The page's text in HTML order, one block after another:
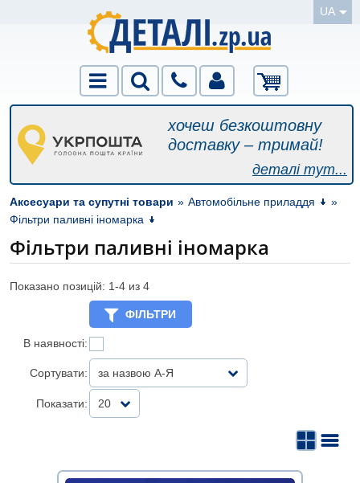
UA
хочеш безкоштовну
доставку – тримай!
деталі тут...
Аксесуари та супутні товари » Автомобільне приладдя
»
Фільтри паливні іномарка
Фільтри паливні іномарка
Показано позицій: 1-4 из 4
ФІЛЬТРИ
В наявності:
Сортувати: за назвою А-Я
Показати: 20